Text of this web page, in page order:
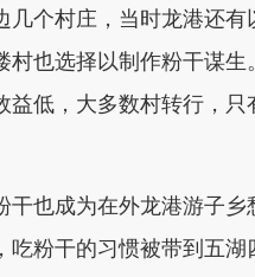
个村庄，当时龙港还有
村也选择以制作粉干谋生
低，大多数村转行，只
也成为在外龙港游子乡
粉干的习惯被带到五湖